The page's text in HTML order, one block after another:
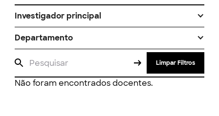
Investigador principal
Departamento
Limpar Filtros
Não foram encontrados docentes.